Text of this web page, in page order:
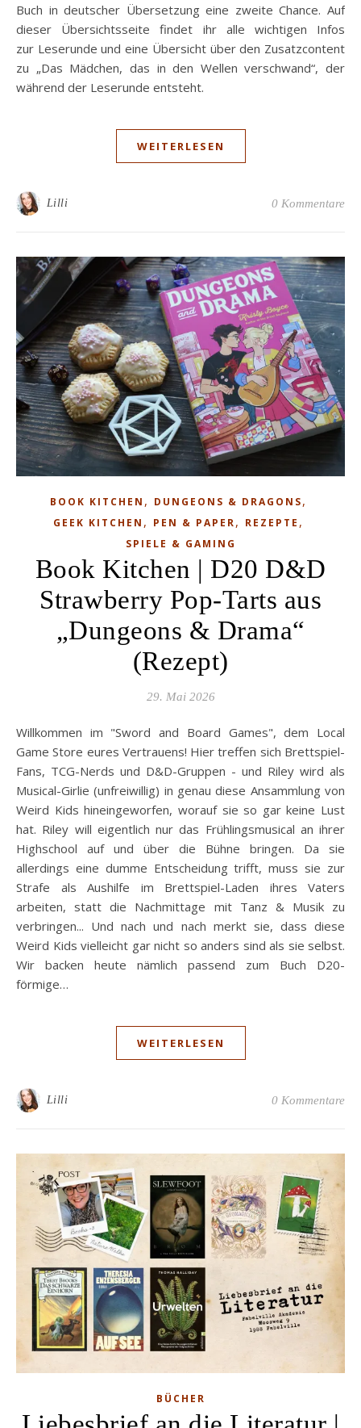
Buch in deutscher Übersetzung eine zweite Chance. Auf
dieser Übersichtsseite findet ihr alle wichtigen Infos
zur Leserunde und eine Übersicht über den Zusatzcontent
zu „Das Mädchen, das in den Wellen verschwand“, der
während der Leserunde entsteht.
WEITERLESEN
Lilli 0 Kommentare
BOOK KITCHEN , DUNGEONS & DRAGONS,
GEEK KITCHEN , PEN & PAPER, REZEPTE ,
SPIELE & GAMING
Book Kitchen | D20 D&D
Strawberry Pop-Tarts aus
„Dungeons & Drama“
(Rezept)
29. Mai 2026
Willkommen im "Sword and Board Games", dem Local
Game Store eures Vertrauens! Hier treffen sich Brettspiel-
Fans, TCG-Nerds und D&D-Gruppen - und Riley wird als
Musical-Girlie (unfreiwillig) in genau diese Ansammlung von
Weird Kids hineingeworfen, worauf sie so gar keine Lust
hat. Riley will eigentlich nur das Frühlingsmusical an ihrer
Highschool auf und über die Bühne bringen. Da sie
allerdings eine dumme Entscheidung trifft, muss sie zur
Strafe als Aushilfe im Brettspiel-Laden ihres Vaters
arbeiten, statt die Nachmittage mit Tanz & Musik zu
verbringen... Und nach und nach merkt sie, dass diese
Weird Kids vielleicht gar nicht so anders sind als sie selbst.
Wir backen heute nämlich passend zum Buch D20-
förmige…
WEITERLESEN
Lilli 0 Kommentare
BÜCHER